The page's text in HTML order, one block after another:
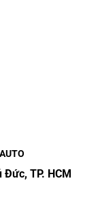
TP. HCM